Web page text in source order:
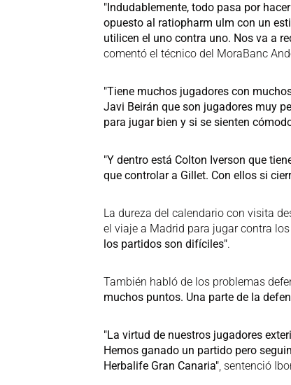
"Indudablemente, todo pasa por
opuesto al ratiopharm ulm con un
utilicen el uno contra uno. Nos va a
comentó el técnico del MoraBanc
"Tiene muchos jugadores con
Javi Beirán que son jugadores muy
para jugar bien y si se sienten
"Y dentro está Colton Iverson que
que controlar a Gillet. Con ellos si
La dureza del calendario con visita
el viaje a Madrid para jugar contra
los partidos son difíciles".
También habló de los problemas
muchos puntos. Una parte de la
"La virtud de nuestros jugadores
Hemos ganado un partido pero
Herbalife Gran Canaria", sentenció